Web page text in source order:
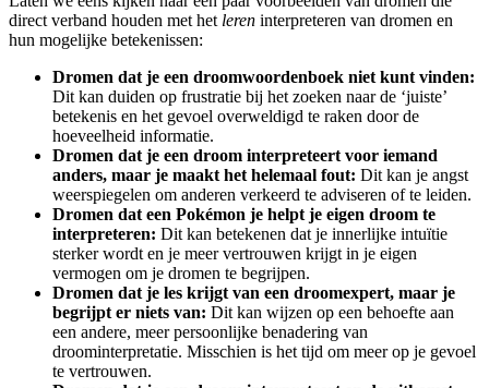
direct verband houden met het leren interpreteren van dromen en
hun mogelijke betekenissen:
Dromen dat je een droomwoordenboek niet kunt vinden:
Dit kan duiden op frustratie bij het zoeken naar de ‘juiste’
betekenis en het gevoel overweldigd te raken door de
hoeveelheid informatie.
Dromen dat je een droom interpreteert voor iemand
anders, maar je maakt het helemaal fout: Dit kan je angst
weerspiegelen om anderen verkeerd te adviseren of te leiden.
Dromen dat een Pokémon je helpt je eigen droom te
interpreteren: Dit kan betekenen dat je innerlijke intuïtie
sterker wordt en je meer vertrouwen krijgt in je eigen
vermogen om je dromen te begrijpen.
Dromen dat je les krijgt van een droomexpert, maar je
begrijpt er niets van: Dit kan wijzen op een behoefte aan
een andere, meer persoonlijke benadering van
droominterpretatie. Misschien is het tijd om meer op je gevoel
te vertrouwen.